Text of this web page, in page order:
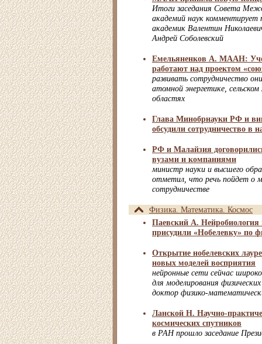
Итоги заседания Совета
академий наук
академик Валентин
Андрей Соболевский
Емельяненков А. МААН:
работают над проектом
развивать сотрудничество
атомной энергетике, сельском
областях
Глава Минобрнауки РФ и
обсудили сотрудничество в
РФ и Малайзия
вузами и компаниями
министр науки и высшего
отметил, что речь пойдет о
сотрудничестве
Физика. Математика. Космос
Паевский А.
присудили «Нобелевку» по
Открытие нобелевских
новых моделей восприятия
нейронные сети сейчас
для моделирования
доктор физико-
Ланской Н. Научно-
космических спутников
в РАН прошло заседание